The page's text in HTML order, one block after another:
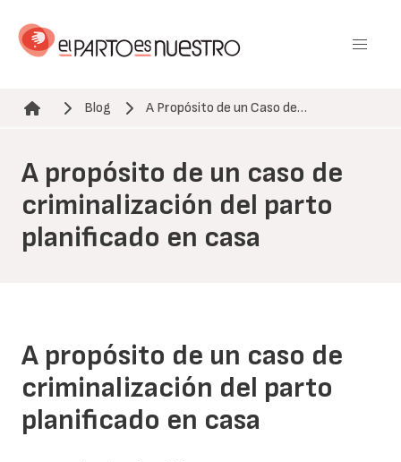
contenido
Ruta de navegación
Blog A Propósito de un Caso de…
A propósito de un caso de
criminalización del parto
planificado en casa
A propósito de un caso de
criminalización del parto
planificado en casa